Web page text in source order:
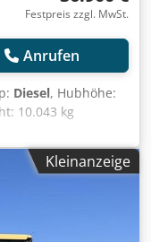
25 PS
Hydraulikdruck: 16
2,6 m
Breite: 1140
Festpreis zzgl. MwSt.
Anrufen
Diesel, Hubhöhe:
10.043 kg
Laderaums: 600
CE-Kennzeichnung:
Zustand: gut
HU Wenden Sie
zu
2015
Kleinanzeige